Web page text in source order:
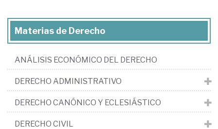
Materias de Derecho
ANÁLISIS ECONÓMICO DEL DERECHO
DERECHO ADMINISTRATIVO
DERECHO CANÓNICO Y ECLESIÁSTICO
DERECHO CIVIL